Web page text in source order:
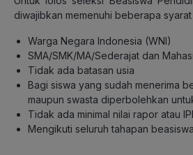
diwajibkan memenuhi beberapa syarat
Warga Negara Indonesia (WNI)
SMA/SMK/MA/Sederajat dan
Tidak ada batasan usia
Bagi siswa yang sudah menerima
maupun swasta diperbolehkan
Tidak ada minimal nilai rapor atau
Mengikuti seluruh tahapan